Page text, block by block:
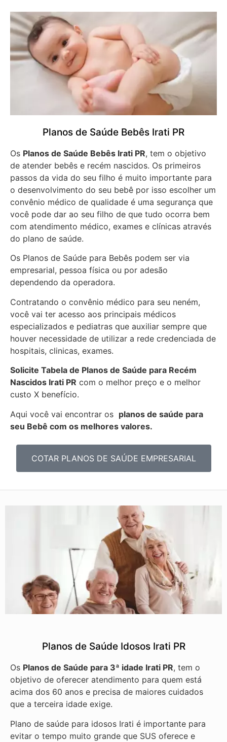
Planos de Saúde Bebês Irati PR
Os Planos de Saúde Bebês Irati PR, tem o objetivo
de atender bebês e recém nascidos. Os primeiros
passos da vida do seu filho é muito importante para
o desenvolvimento do seu bebê por isso escolher um
convênio médico de qualidade é uma segurança que
você pode dar ao seu filho de que tudo ocorra bem
com atendimento médico, exames e clínicas através
do plano de saúde.
Os Planos de Saúde para Bebês podem ser via
empresarial, pessoa física ou por adesão
dependendo da operadora.
Contratando o convênio médico para seu neném,
você vai ter acesso aos principais médicos
especializados e pediatras que auxiliar sempre que
houver necessidade de utilizar a rede credenciada de
hospitais, clinicas, exames.
Solicite Tabela de Planos de Saúde para Recém
Nascidos Irati PR com o melhor preço e o melhor
custo X benefício.
Aqui você vai encontrar os planos de saúde para
seu Bebê com os melhores valores.
COTAR PLANOS DE SAÚDE EMPRESARIAL
Planos de Saúde Idosos Irati PR
Os Planos de Saúde para 3ª idade Irati PR, tem o
objetivo de oferecer atendimento para quem está
acima dos 60 anos e precisa de maiores cuidados
que a terceira idade exige.
Plano de saúde para idosos Irati é importante para
evitar o tempo muito grande que SUS oferece e